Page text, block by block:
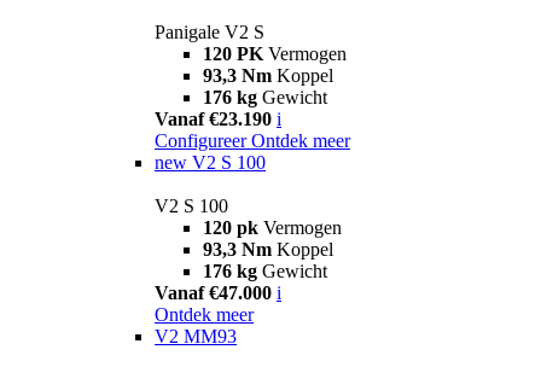
Panigale V2 S
120 PK Vermogen
93,3 Nm Koppel
176 kg Gewicht
Vanaf €23.190 i
Configureer Ontdek meer
new V2 S 100
V2 S 100
120 pk Vermogen
93,3 Nm Koppel
176 kg Gewicht
Vanaf €47.000 i
Ontdek meer
V2 MM93